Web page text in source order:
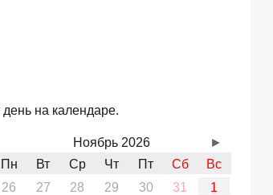
на календаре.
Ноябрь 2026
Пн
Вт Ср Чт Пт Сб
Вс
26
27 28 29 30 31
1
►